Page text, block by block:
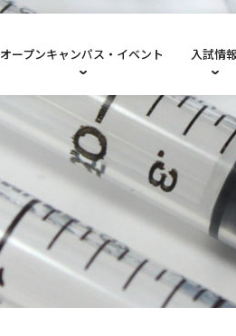
オープンキャンパス・イベント 入試情